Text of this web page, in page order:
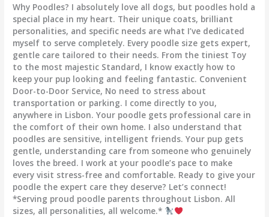
Why Poodles? I absolutely love all dogs, but poodles hold a
special place in my heart. Their unique coats, brilliant
personalities, and specific needs are what I’ve dedicated
myself to serve completely. Every poodle size gets expert,
gentle care tailored to their needs. From the tiniest Toy
to the most majestic Standard, I know exactly how to
keep your pup looking and feeling fantastic. Convenient
Door-to-Door Service, No need to stress about
transportation or parking. I come directly to you,
anywhere in Lisbon. Your poodle gets professional care in
the comfort of their own home. I also understand that
poodles are sensitive, intelligent friends. Your pup gets
gentle, understanding care from someone who genuinely
loves the breed. I work at your poodle’s pace to make
every visit stress-free and comfortable. Ready to give your
poodle the expert care they deserve? Let’s connect!
*Serving proud poodle parents throughout Lisbon. All
sizes, all personalities, all welcome.*